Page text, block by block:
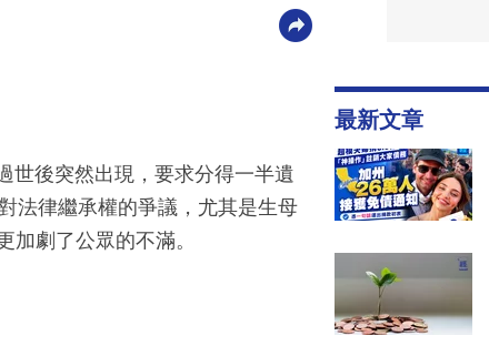
世後突然出現，要求分得一半遺
法律繼承權的爭議，尤其是生母
劇了公眾的不滿。
最新文章